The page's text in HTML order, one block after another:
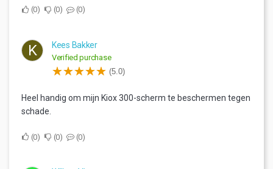
0 0 0
K Kees Bakker
Verified purchase
(5.0)
Heel handig om mijn Kiox 300-scherm te beschermen tegen
schade.
0 0 0